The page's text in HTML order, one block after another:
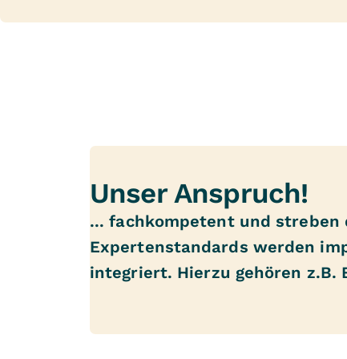
Unser Anspruch!
... fachkompetent und
Expertenstandards werden
integriert. Hierzu gehören